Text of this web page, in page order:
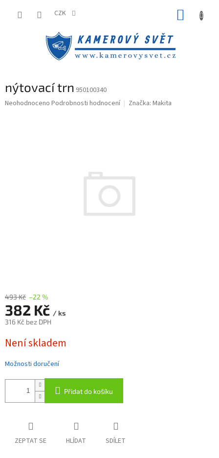
CZK
nýtovací trn 950100340
Průměrné
Neohodnoceno Podrobnosti hodnocení Značka: Makita
493 Kč –22 %
382 Kč / ks
316 Kč bez DPH
cena:
Není skladem
Možnosti doručení
Přidat do košíku
ZEPTAT SE HLÍDAT SDÍLET